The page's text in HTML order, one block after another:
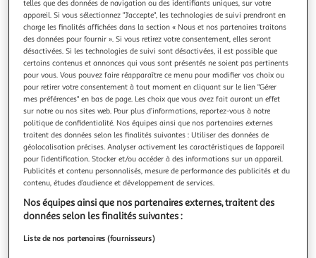
APPLE
Montre connectée SE 44mm Argent/Denim S/M
La durée de garantie est de 2 ans. Généralités Etat du
produit Neuf Modèle Watch SE Gamme Apple Watch SE
Compatibilité smartphone Compatible avec iOS Android
Non concerné Cadran et bracelet Taille du cadran 44 mm
Matière du cadran Aluminium Etanchéité jusqu'à 5
En savoir +
Vous voulez connaître le prix de ce produit ?
telles que des données de navigation ou des identifiants uniques, sur votre
appareil. Si vous sélectionnez "J'accepte", les technologies de suivi prendront en
charge les finalités affichées dans la section « Nous et nos partenaires traitons
des données pour fournir ». Si vous retirez votre consentement, elles seront
désactivées. Si les technologies de suivi sont désactivées, il est possible que
certains contenus et annonces qui vous sont présentés ne soient pas pertinents
pour vous. Vous pouvez faire réapparaître ce menu pour modifier vos choix ou
pour retirer votre consentement à tout moment en cliquant sur le lien "Gérer
mes préférences" en bas de page. Les choix que vous avez fait auront un effet
sur notre ou nos sites web. Pour plus d’informations, reportez-vous à notre
politique de confidentialité. Nos équipes ainsi que nos partenaires externes
traitent des données selon les finalités suivantes : Utiliser des données de
géolocalisation précises. Analyser activement les caractéristiques de l’appareil
pour l’identification. Stocker et/ou accéder à des informations sur un appareil.
Publicités et contenu personnalisés, mesure de performance des publicités et du
contenu, études d’audience et développement de services.
Nos équipes ainsi que nos partenaires externes, traitent des
données selon les finalités suivantes :
Liste de nos partenaires (fournisseurs)